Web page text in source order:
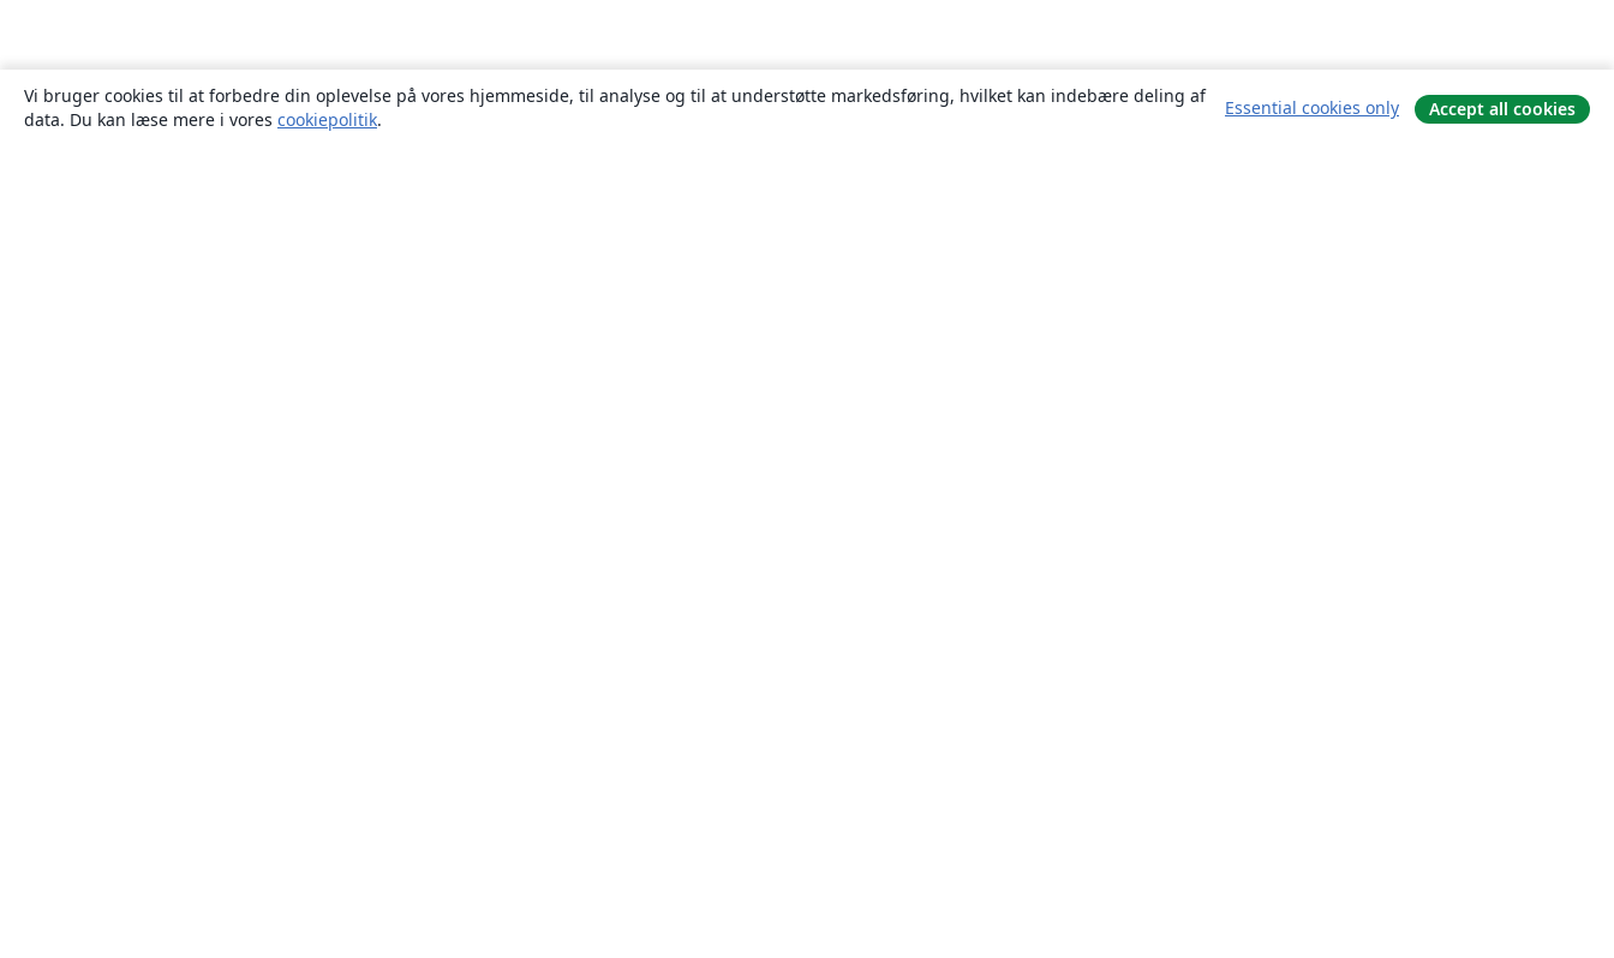
Vi bruger cookies til at forbedre din oplevelse på vores hjemmeside, til analyse og til at understøtte markedsføring, hvilket kan indebære deling af
data. Du kan læse mere i vores cookiepolitik.
Essential cookies only Accept all cookies